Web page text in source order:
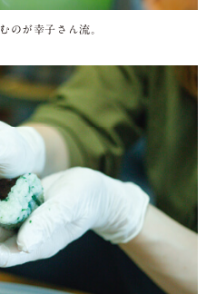
のが幸子さん流。